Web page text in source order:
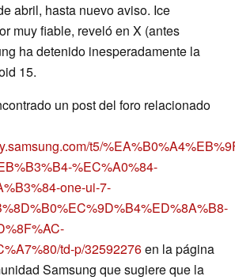
abril, hasta nuevo aviso. Ice
muy fiable, reveló en X (antes
ha detenido inesperadamente la
15.
un post del foro relacionado
t5/
%EC%A0%84-
one-ui-7-
td-p/32592276en la página
Samsung que sugiere que la